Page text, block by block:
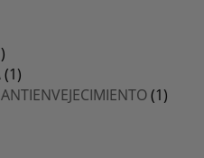
(1)
(1)